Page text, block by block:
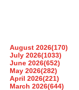
August 2026(170)
July 2026(1033)
June 2026(652)
May 2026(282)
April 2026(221)
March 2026(644)